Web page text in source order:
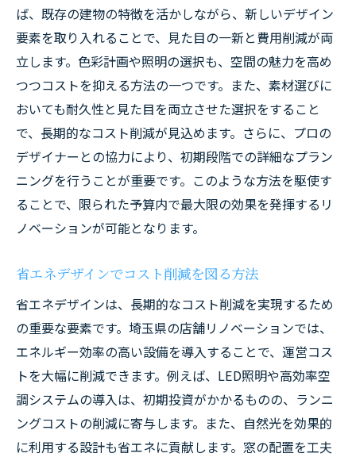
ば、既存の建物の特徴を活かしながら、新しいデザイン
要素を取り入れることで、見た目の一新と費用削減が両
立します。色彩計画や照明の選択も、空間の魅力を高め
つつコストを抑える方法の一つです。また、素材選びに
おいても耐久性と見た目を両立させた選択をすること
で、長期的なコスト削減が見込めます。さらに、プロの
デザイナーとの協力により、初期段階での詳細なプラン
ニングを行うことが重要です。このような方法を駆使す
ることで、限られた予算内で最大限の効果を発揮するリ
ノベーションが可能となります。
省エネデザインでコスト削減を図る方法
省エネデザインは、長期的なコスト削減を実現するため
の重要な要素です。埼玉県の店舗リノベーションでは、
エネルギー効率の高い設備を導入することで、運営コス
トを大幅に削減できます。例えば、LED照明や高効率空
調システムの導入は、初期投資がかかるものの、ランニ
ングコストの削減に寄与します。また、自然光を効果的
に利用する設計も省エネに貢献します。窓の配置を工夫